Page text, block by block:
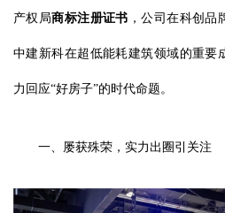
产权局商标注册证书 ，公司在科创品
中建新科在超低能耗建筑领域的重要
力回应“好房子”的时代命题。
一、屡获殊荣，实力出圈引关注